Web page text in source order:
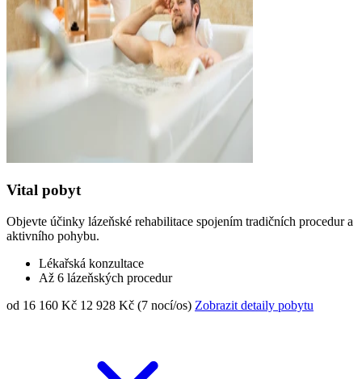
Vital pobyt
Objevte účinky lázeňské rehabilitace spojením tradičních procedur a
aktivního pohybu.
Lékařská konzultace
Až 6 lázeňských procedur
od 16 160 Kč 12 928 Kč (7 nocí/os) Zobrazit detaily pobytu